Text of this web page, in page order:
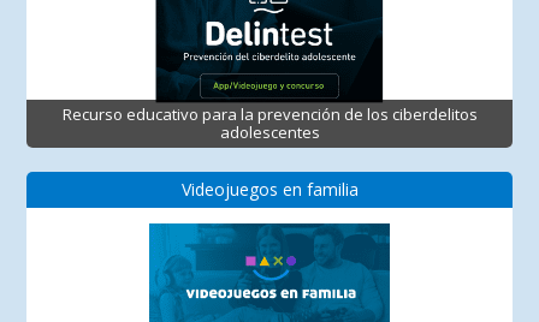
Recurso educativo para la prevención de los ciberdelitos
adolescentes
Videojuegos en familia